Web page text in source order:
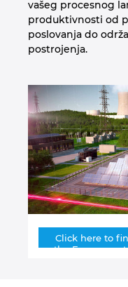
vašeg procesnog
produktivnosti od
poslovanja do
postrojenja.
Click here to
the Energy
Luksemburg
Mađarska
Malezija
Meksiko
Nemačka
Norveška
Novi Zeland